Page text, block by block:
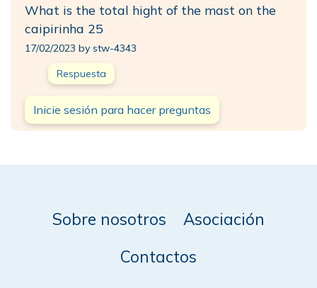
What is the total hight of the mast on the
caipirinha 25
17/02/2023 by stw-4343
Respuesta
Inicie sesión para hacer preguntas
Sobre nosotros
Asociación
Contactos